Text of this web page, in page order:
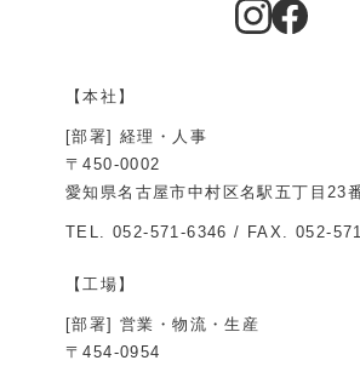
【本社】
[部署] 経理・人事
〒450-0002
愛知県名古屋市中村区名駅五丁目23
TEL. 052-571-6346 / FAX. 052-
【工場】
[部署] 営業・物流・生産
〒454-0954